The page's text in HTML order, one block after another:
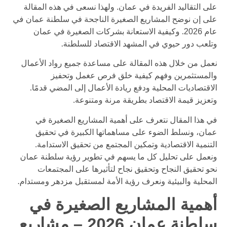
على التقاليد الفريدة في عمان. ولهذا نسعى في هذه المقالة
على إن نوضح المشاريع الصغيرة الناجحة في سلطنة عمان في
عام 2026. وكيفية الاستعانة بشركات الصغيرة في عمان
وتلعب دور حيوي في المشهد الاقتصاد للسلطنة.
نعمل من خلال هذه المقالة على مساعدة جميع رواد الأعمال
والمستثمرين وفهم كيفية خلق فرص عغمل وتحفيز
الاقتصاديات المحلية ودفع ريادة الأعمال إلى المضي قدمًا.
وتعزيز قيمة الاقتصاد بطريقة مرنة ومتنوعة.
في هذا المقال نتعرف على أهمية المشاريع الصغيرة في
عمان، ونسلط الضوء على مساهماتها الكبيرة في تحقيق
التنمية الاقتصادية وتمكين المجتمع من تحقيق الاستدامة.
ونعمل على تحليل كل ما يسهم في تطوير رؤية سلطنة عمان
نحو تحقيق النجاح وتحقيق نجاح لتأثيرها على المجتمعات
المحلية والبيئية ونعرف رؤية الأمة لمستقبل مزدهر ومستدام.
أهمية المشاريع الصغيرة في